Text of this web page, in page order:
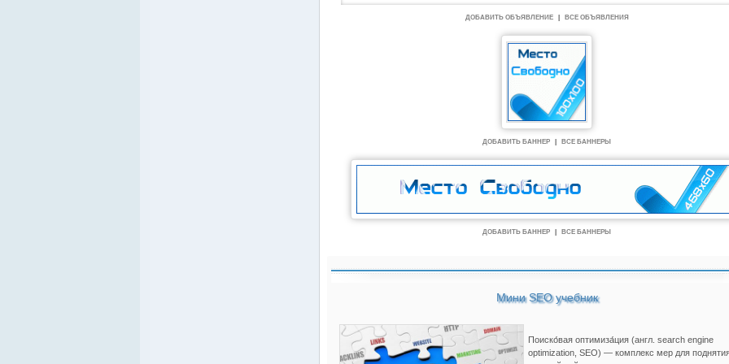
ДОБАВИТЬ ОБЪЯВЛЕНИЕ ВСЕ ОБЪЯВЛЕНИЯ
ДОБАВИТЬ БАННЕР ВСЕ БАННЕРЫ
ДОБАВИТЬ БАННЕР ВСЕ БАННЕРЫ
Мини SEO учебник
Поиско́вая оптимиза́ция (англ. search engine
optimization, SEO) — комплекс мер для